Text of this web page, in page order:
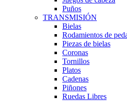
Puños
TRANSMISIÓN
Bielas
Rodamientos de
Piezas de bielas
Coronas
Tornillos
Platos
Cadenas
Piñones
Ruedas Libres